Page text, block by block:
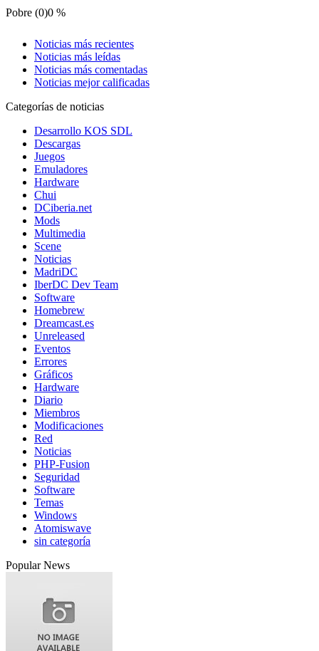
Pobre (0)0 %
Noticias más recientes
Noticias más leídas
Noticias más comentadas
Noticias mejor calificadas
Categorías de noticias
Desarrollo KOS SDL
Descargas
Juegos
Emuladores
Hardware
Chui
DCiberia.net
Mods
Multimedia
Scene
Noticias
MadriDC
IberDC Dev Team
Software
Homebrew
Dreamcast.es
Unreleased
Eventos
Errores
Gráficos
Hardware
Diario
Miembros
Modificaciones
Red
Noticias
PHP-Fusion
Seguridad
Software
Temas
Windows
Atomiswave
sin categoría
Popular News